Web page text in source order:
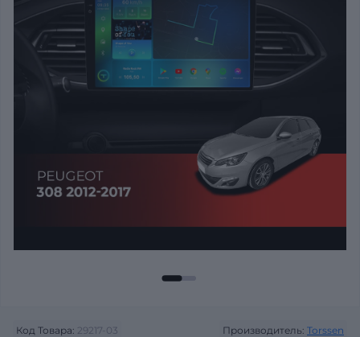
Код Товара: 29217-03 Производитель: Torssen